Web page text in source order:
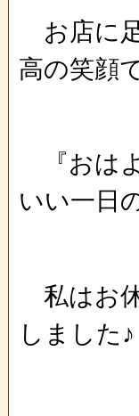
お店に
高の笑顔
『おは
いい一日
私はお
しました♪